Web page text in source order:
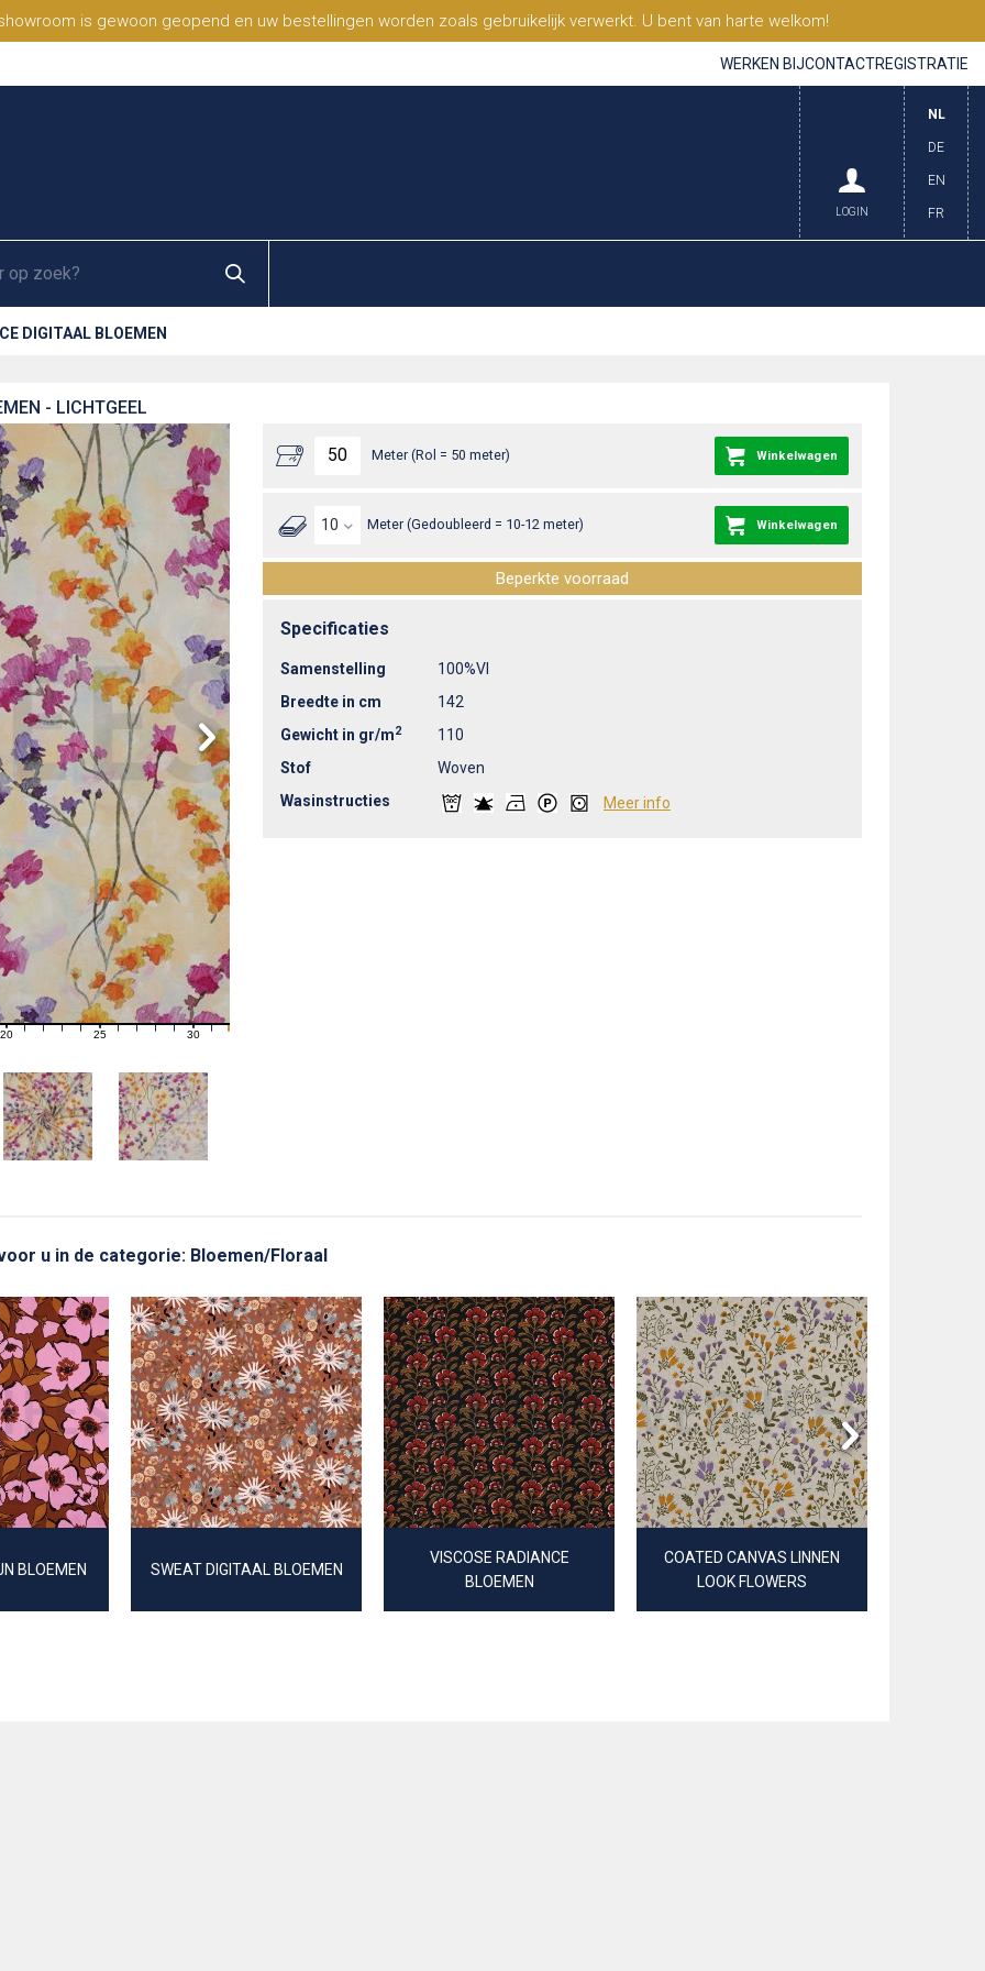
is gewoon geopend en uw bestellingen worden zoals gebruikelijk verwerkt. U bent van harte welkom!
WERKEN BIJCONTACTREGISTRATIE
NL
DE
EN
FR
LOGIN
DIGITAAL BLOEMEN
- LICHTGEEL
21 22 23 24 25 26 27 28 29 30 31
Meter (Rol = 50 meter) Winkelwagen
Meter (Gedoubleerd = 10-12 meter) Winkelwagen
Beperkte voorraad
Specificaties
Samenstelling
100%VI
Breedte in cm
142
Gewicht in gr/m2
110
Stof
Woven
Wasinstructies
Meer info
u in de categorie: Bloemen/Floraal
BLOEMEN SWEAT DIGITAAL BLOEMEN
VISCOSE RADIANCE
BLOEMEN
COATED CANVAS LINNEN
LOOK FLOWERS